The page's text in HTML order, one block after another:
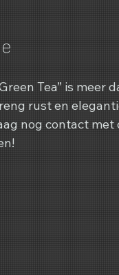
Tea” is meer
rust en
nog contact